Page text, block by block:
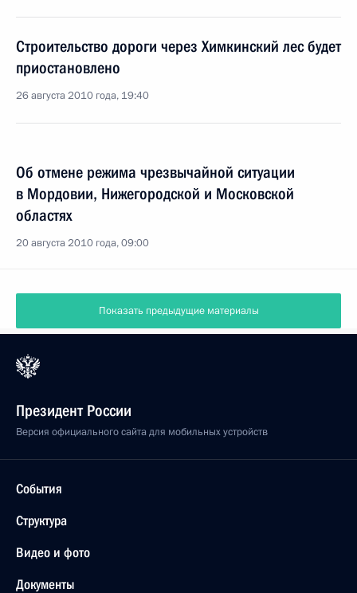
Строительство дороги через Химкинский лес будет
приостановлено
26 августа 2010 года, 19:40
Об отмене режима чрезвычайной ситуации
в Мордовии, Нижегородской и Московской
областях
20 августа 2010 года, 09:00
Показать предыдущие материалы
Президент России
Версия официального сайта для мобильных устройств
События
Структура
Видео и фото
Документы